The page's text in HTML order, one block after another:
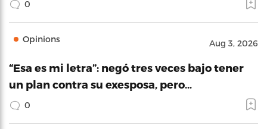
0
Opinions Aug 3, 2026
“Esa es mi letra”: negó tres veces bajo tener
un plan contra su exesposa, pero…
0